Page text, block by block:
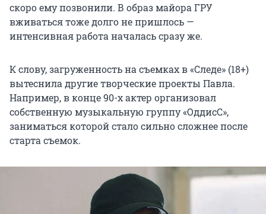
скоро ему позвонили. В образ майора ГРУ
вживаться тоже долго не пришлось —
интенсивная работа началась сразу же.
К слову, загруженность на съемках в «Следе» (18+)
вытеснила другие творческие проекты Павла.
Например, в конце 90-х актер организовал
собственную музыкальную группу «ОддисС»,
заниматься которой стало сильно сложнее после
старта съемок.